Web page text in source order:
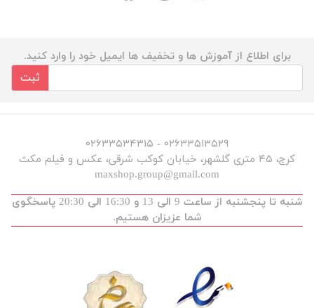
برای اطلاع از آموزش ها و تخفیف ها ایمیل خود را وارد کنید.
ثبت
۰۲۶۳۳۵۱۳۵۲۹ - ۰۲۶۳۳۵۳۴۳۱۵
کرج، ۴۵ متری گلشهر، خیابان کوکب شرقی، عکس و فیلم مکث
maxshop.group@gmail.com
شنبه تا پنجشنبه از ساعت 9 الی 13 و 16:30 الی 20:30 پاسخگوی
شما عزیزان هستیم.